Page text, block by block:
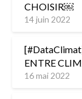
CHOISIR￼
14 juin 2022
ENTRE
16 mai 2022